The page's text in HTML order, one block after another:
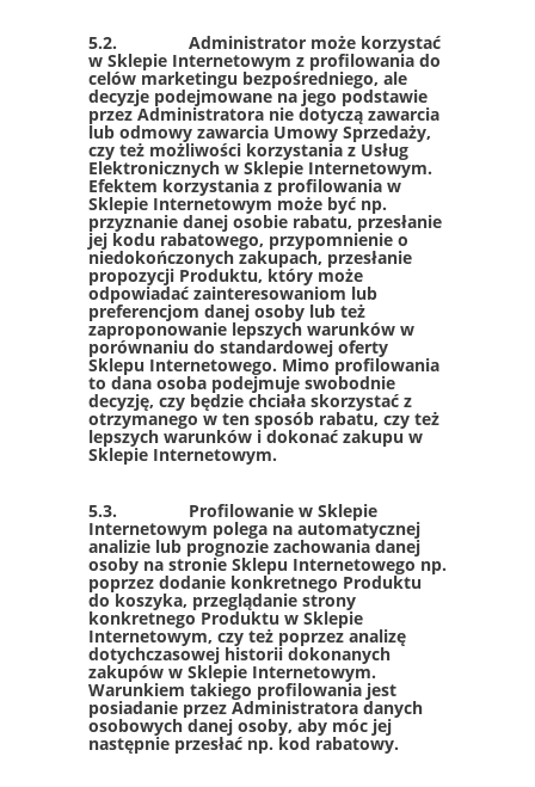
5.2. Administrator może korzystać
w Sklepie Internetowym z profilowania do
celów marketingu bezpośredniego, ale
decyzje podejmowane na jego podstawie
przez Administratora nie dotyczą zawarcia
lub odmowy zawarcia Umowy Sprzedaży,
czy też możliwości korzystania z Usług
Elektronicznych w Sklepie Internetowym.
Efektem korzystania z profilowania w
Sklepie Internetowym może być np.
przyznanie danej osobie rabatu, przesłanie
jej kodu rabatowego, przypomnienie o
niedokończonych zakupach, przesłanie
propozycji Produktu, który może
odpowiadać zainteresowaniom lub
preferencjom danej osoby lub też
zaproponowanie lepszych warunków w
porównaniu do standardowej oferty
Sklepu Internetowego. Mimo profilowania
to dana osoba podejmuje swobodnie
decyzję, czy będzie chciała skorzystać z
otrzymanego w ten sposób rabatu, czy też
lepszych warunków i dokonać zakupu w
Sklepie Internetowym.
5.3. Profilowanie w Sklepie
Internetowym polega na automatycznej
analizie lub prognozie zachowania danej
osoby na stronie Sklepu Internetowego np.
poprzez dodanie konkretnego Produktu
do koszyka, przeglądanie strony
konkretnego Produktu w Sklepie
Internetowym, czy też poprzez analizę
dotychczasowej historii dokonanych
zakupów w Sklepie Internetowym.
Warunkiem takiego profilowania jest
posiadanie przez Administratora danych
osobowych danej osoby, aby móc jej
następnie przesłać np. kod rabatowy.